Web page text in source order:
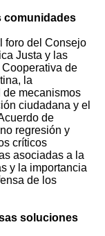
comunidades
foro del Consejo
Justa y las
de
la
mecanismos
ciudadana y el
de
regresión y
críticos
asociadas a la
y la importancia
de los
soluciones